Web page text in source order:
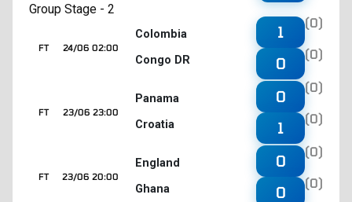
Group Stage - 2
24/06 02:00
FT
Colombia
Congo DR
1
(0)
0
(0)
23/06 23:00
FT
Panama
Croatia
0
(0)
1
(0)
23/06 20:00
FT
England
Ghana
0
(0)
0
(0)